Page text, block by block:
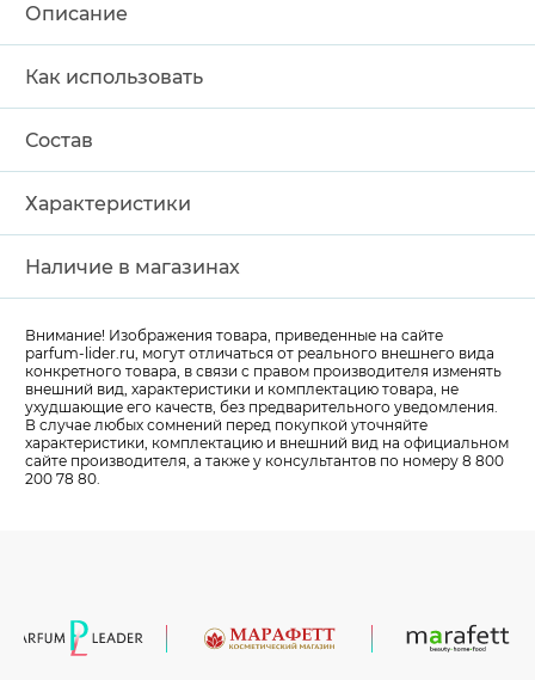
Описание
Как использовать
Состав
Характеристики
Наличие в магазинах
Внимание! Изображения товара, приведенные на сайте
parfum-lider.ru, могут отличаться от реального внешнего вида
конкретного товара, в связи с правом производителя изменять
внешний вид, характеристики и комплектацию товара, не
ухудшающие его качеств, без предварительного уведомления.
В случае любых сомнений перед покупкой уточняйте
характеристики, комплектацию и внешний вид на официальном
сайте производителя, а также у консультантов по номеру 8 800
200 78 80.